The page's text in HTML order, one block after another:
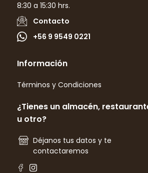
8:30 a 15:30 hrs.
Contacto
+56 9 9549 0221
Información
Términos y Condiciones
¿Tienes un almacén,
u otro?
Déjanos tus datos y te
contactaremos